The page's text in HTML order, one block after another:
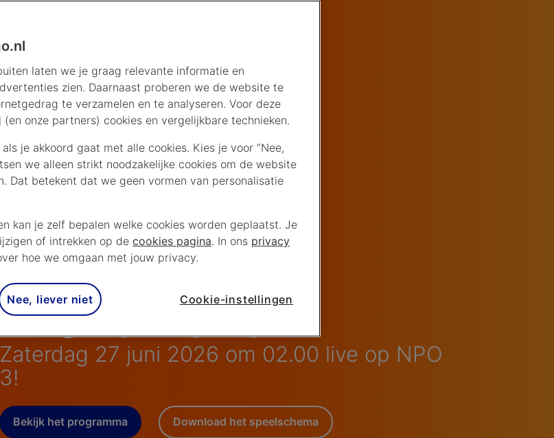
Uruguay - Spanje
Zaterdag 27 juni 2026 om 02.00 live op NPO
3!
Bekijk het programma Download het speelschema
laten we je graag relevante informatie en
zien. Daarnaast proberen we de website te
te verzamelen en te analyseren. Voor deze
onze partners) cookies en vergelijkbare technieken.
als je akkoord gaat met alle cookies. Kies je voor “Nee,
we alleen strikt noodzakelijke cookies om de website
Dat betekent dat we geen vormen van personalisatie
kan je zelf bepalen welke cookies worden geplaatst. Je
of intrekken op de cookies pagina. In ons privacy
hoe we omgaan met jouw privacy.
Nee, liever niet Cookie-instellingen